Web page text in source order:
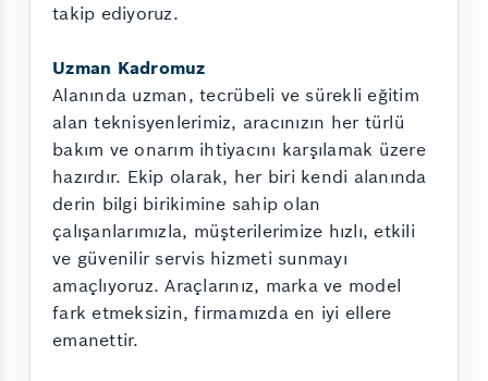
takip ediyoruz.
Uzman Kadromuz
Alanında uzman, tecrübeli ve sürekli eğitim
alan teknisyenlerimiz, aracınızın her türlü
bakım ve onarım ihtiyacını karşılamak üzere
hazırdır. Ekip olarak, her biri kendi alanında
derin bilgi birikimine sahip olan
çalışanlarımızla, müşterilerimize hızlı, etkili
ve güvenilir servis hizmeti sunmayı
amaçlıyoruz. Araçlarınız, marka ve model
fark etmeksizin, firmamızda en iyi ellere
emanettir.